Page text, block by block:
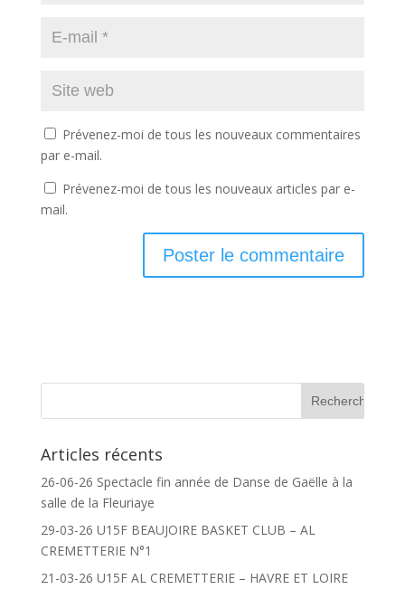
Prévenez-moi de tous les nouveaux commentaires
par e-mail.
Prévenez-moi de tous les nouveaux articles par e-
mail.
Articles récents
26-06-26 Spectacle fin année de Danse de Gaëlle à la
salle de la Fleuriaye
29-03-26 U15F BEAUJOIRE BASKET CLUB – AL
CREMETTERIE N°1
21-03-26 U15F AL CREMETTERIE – HAVRE ET LOIRE